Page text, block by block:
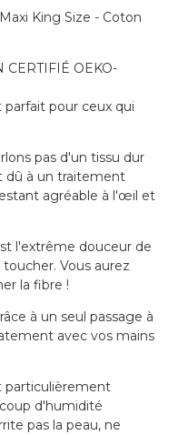
King Size - Coton
CERTIFIÉ OEKO-
parfait pour ceux qui
pas d'un tissu dur
dû à un traitement
agréable à l'œil et
l'extrême douceur de
Vous aurez
la fibre !
à un seul passage à
avec vos mains
particulièrement
d'humidité
pas la peau, ne